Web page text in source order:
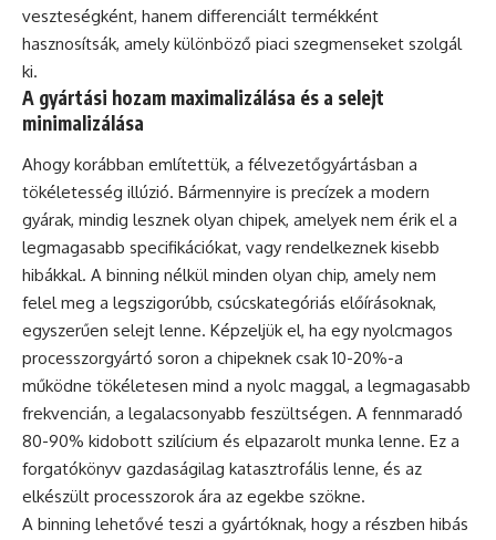
veszteségként, hanem differenciált termékként
hasznosítsák, amely különböző piaci szegmenseket szolgál
ki.
A gyártási hozam maximalizálása és a selejt
minimalizálása
Ahogy korábban említettük, a félvezetőgyártásban a
tökéletesség illúzió. Bármennyire is precízek a modern
gyárak, mindig lesznek olyan chipek, amelyek nem érik el a
legmagasabb specifikációkat, vagy rendelkeznek kisebb
hibákkal. A binning nélkül minden olyan chip, amely nem
felel meg a legszigorúbb, csúcskategóriás előírásoknak,
egyszerűen selejt lenne. Képzeljük el, ha egy nyolcmagos
processzorgyártó soron a chipeknek csak 10-20%-a
működne tökéletesen mind a nyolc maggal, a legmagasabb
frekvencián, a legalacsonyabb feszültségen. A fennmaradó
80-90% kidobott szilícium és elpazarolt munka lenne. Ez a
forgatókönyv gazdaságilag katasztrofális lenne, és az
elkészült processzorok ára az egekbe szökne.
A binning lehetővé teszi a gyártóknak, hogy a részben hibás